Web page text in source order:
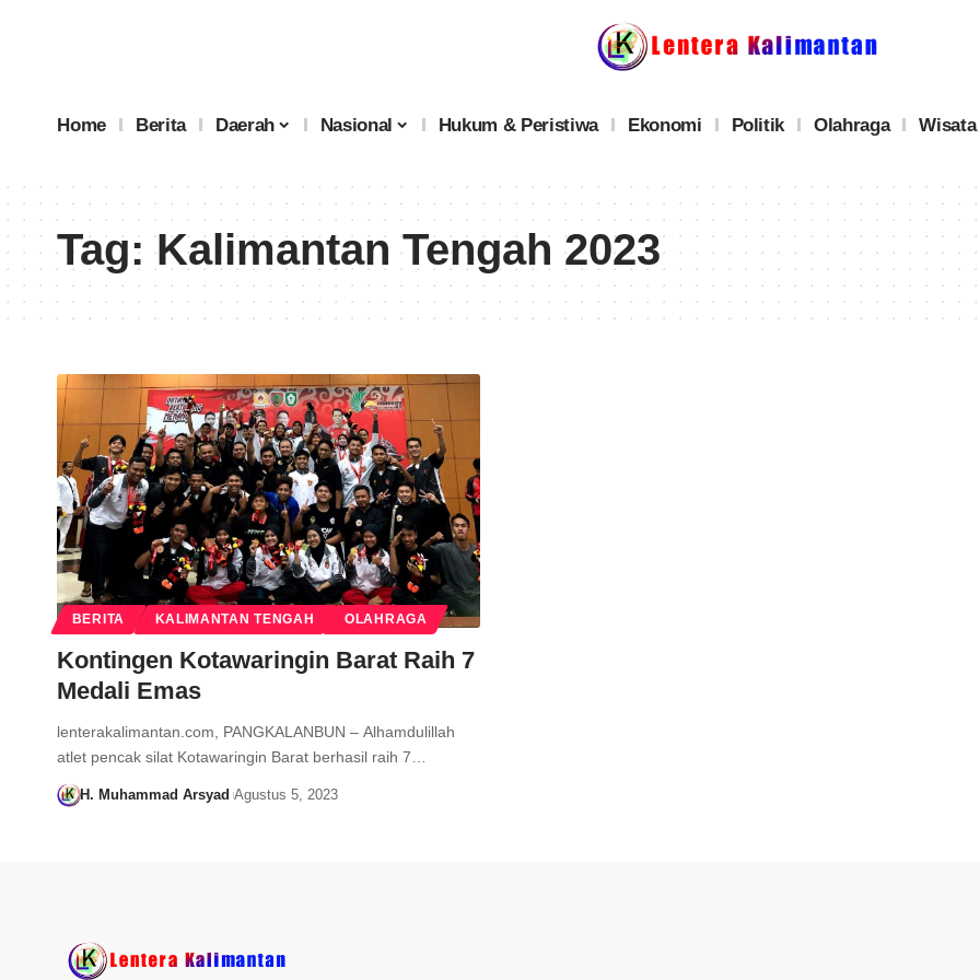
Home Berita Daerah Nasional Hukum & Peristiwa Ekonomi Politik Olahraga Wisata
Tag:Kalimantan Tengah 2023
BERITA KALIMANTAN TENGAH OLAHRAGA
Kontingen Kotawaringin Barat Raih 7
Medali Emas
lenterakalimantan.com, PANGKALANBUN – Alhamdulillah
atlet pencak silat Kotawaringin Barat berhasil raih 7…
H. Muhammad Arsyad Agustus 5, 2023